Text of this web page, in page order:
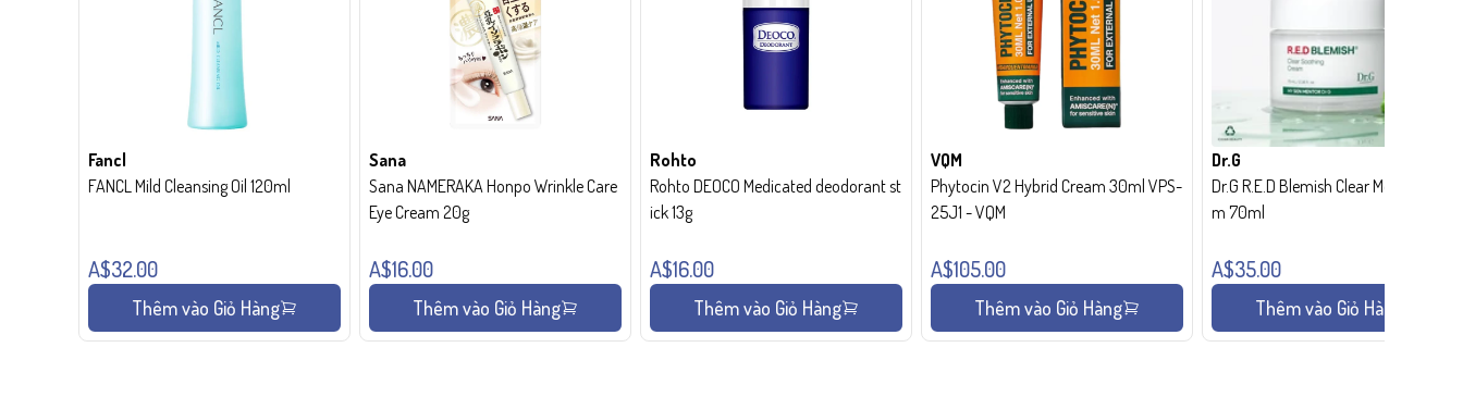
Fancl
FANCL Mild Cleansing Oil 120ml
A$32.00
Thêm vào Giỏ Hàng
Sana
Sana NAMERAKA Honpo Wrinkle Care
Eye Cream 20g
A$16.00
Thêm vào Giỏ Hàng
Rohto
Rohto DEOCO Medicated deodorant st
ick 13g
A$16.00
Thêm vào Giỏ Hàng
VQM
Phytocin V2 Hybrid Cream 30ml VPS-
25J1 - VQM
A$105.00
Thêm vào Giỏ Hàng
Dr.G
Dr.G R.E.D Blemish Clear Moisture Crea
m 70ml
A$35.00
Thêm vào Giỏ Hàng